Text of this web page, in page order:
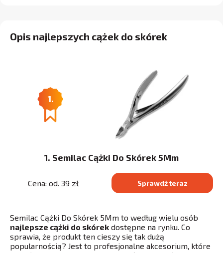
Opis najlepszych cążek do skórek
1.
1. Semilac Cążki Do Skórek 5Mm
Cena: od. 39 zł Sprawdź teraz
Semilac Cążki Do Skórek 5Mm to według wielu osób
najlepsze cążki do skórek dostępne na rynku. Co
sprawia, że produkt ten cieszy się tak dużą
popularnością? Jest to profesjonalne akcesorium, które